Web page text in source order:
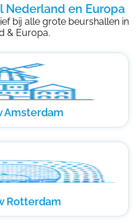
Nederland en Europa
bij alle grote beurshallen in
& Europa.
Amsterdam
Rotterdam